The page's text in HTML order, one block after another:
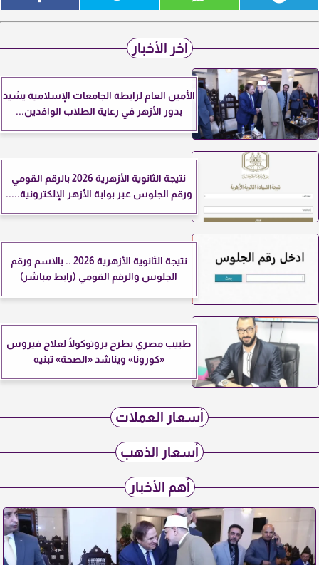
آخر الأخبار
الأمين العام لرابطة الجامعات الإسلامية يشيد
بدور الأزهر في رعاية الطلاب الوافدين...
نتيجة الثانوية الأزهرية 2026 بالرقم القومي
ورقم الجلوس عبر بوابة الأزهر الإلكترونية.....
نتيجة الثانوية الأزهرية 2026 .. بالاسم ورقم
الجلوس والرقم القومي (رابط مباشر)
طبيب مصري يطرح بروتوكولًا لعلاج فيروس
«كورونا» ويناشد «الصحة» تبنيه
أسعار العملات
أسعار الذهب
أهم الأخبار